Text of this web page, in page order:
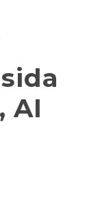
AI